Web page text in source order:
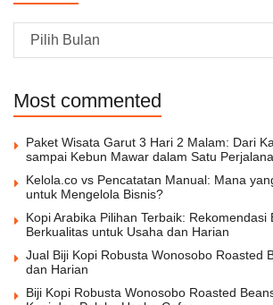
Archive
Most commented
Paket Wisata Garut 3 Hari 2 Malam: Dari
sampai Kebun Mawar dalam Satu
Kelola.co vs Pencatatan Manual: Mana
untuk Mengelola Bisnis?
Kopi Arabika Pilihan Terbaik: Rekomendasi
Berkualitas untuk Usaha dan Harian
Jual Biji Kopi Robusta Wonosobo Roasted
dan Harian
Biji Kopi Robusta Wonosobo Roasted